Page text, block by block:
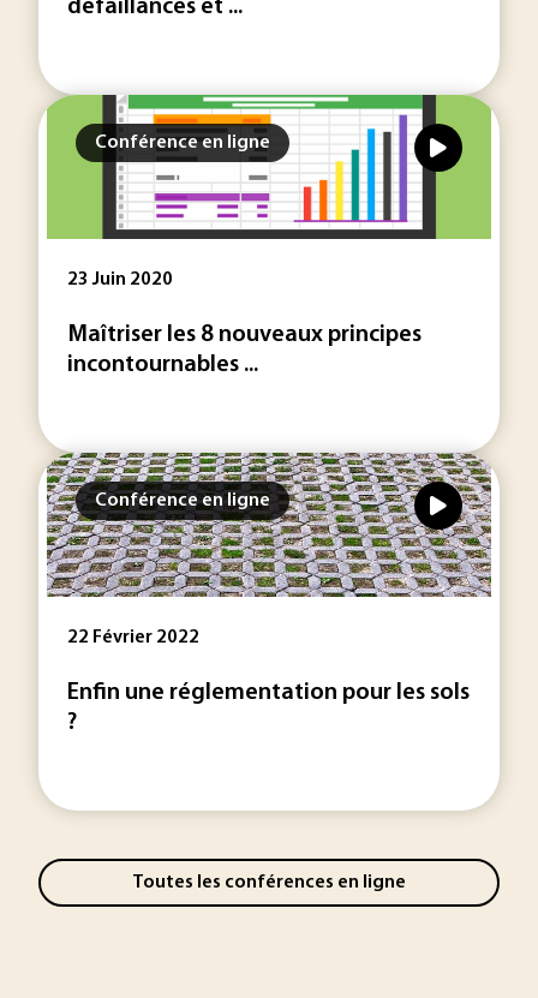
défaillances et ...
Conférence en ligne
23 Juin 2020
Maîtriser les 8 nouveaux principes
incontournables ...
Conférence en ligne
22 Février 2022
Enfin une réglementation pour les sols
?
Toutes les conférences en ligne